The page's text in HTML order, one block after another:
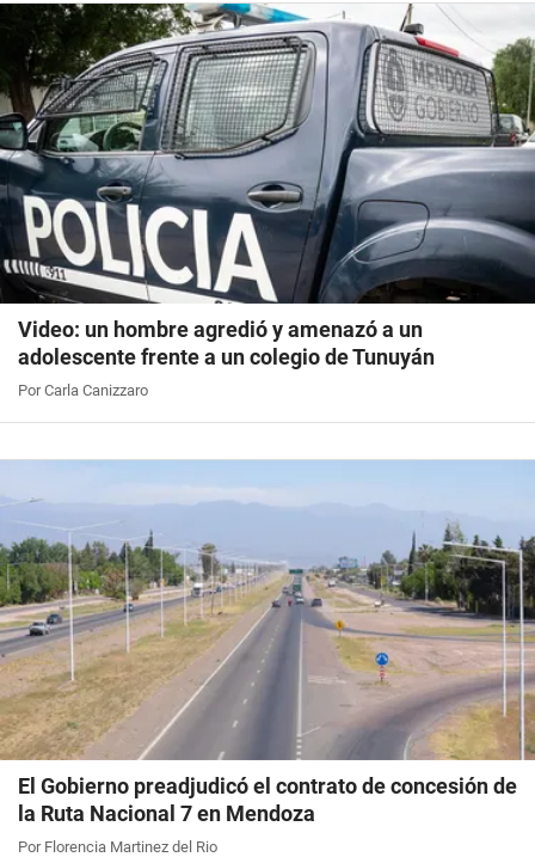
Video: un hombre agredió y amenazó a un
adolescente frente a un colegio de Tunuyán
Por Carla Canizzaro
El Gobierno preadjudicó el contrato de concesión de
la Ruta Nacional 7 en Mendoza
Por Florencia Martinez del Rio